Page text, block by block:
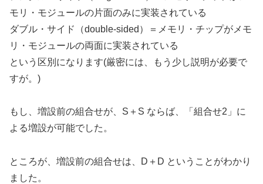
モリ・モジュールの片面のみに実装されている
ダブル・サイド（double-sided）＝メモリ・チップがメモ
リ・モジュールの両面に実装されている
という区別になります(厳密には、もう少し説明が必要で
すが。)
もし、増設前の組合せが、S＋S ならば、「組合せ2」に
よる増設が可能でした。
ところが、増設前の組合せは、D＋D ということがわかり
ました。